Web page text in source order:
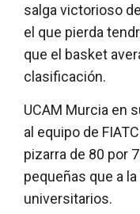
salga victorioso
el que pierda
que el basket
clasificación.
UCAM Murcia en
al equipo de
pizarra de 80 por
pequeñas que a
universitarios.